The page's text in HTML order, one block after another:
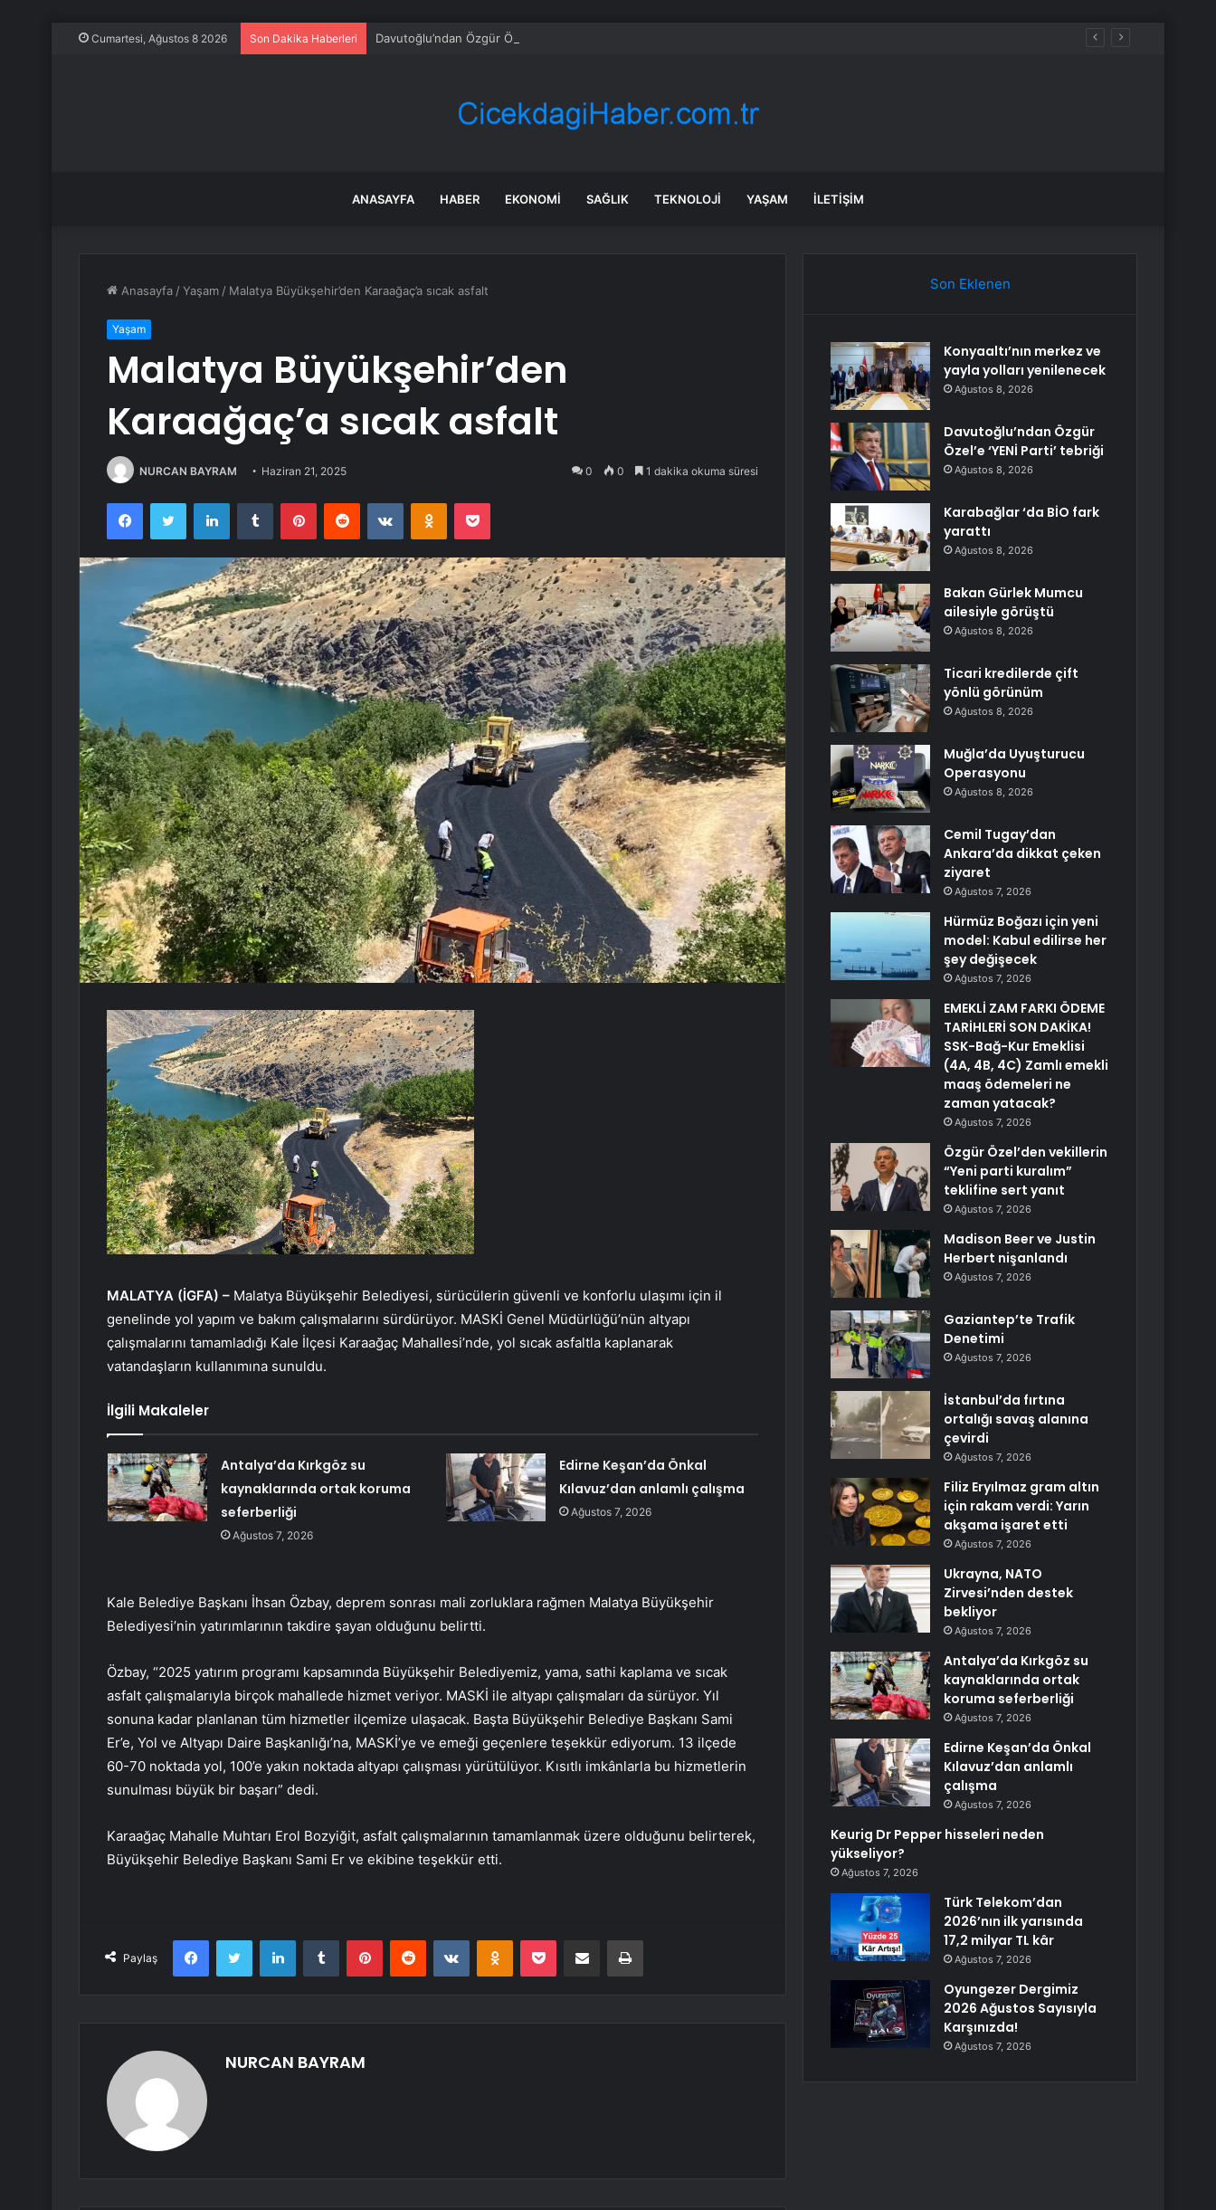
Cumartesi, Ağustos 8 2026 Son Dakika Haberleri Davutoğlu’ndan Özgür Özel’e ‘YENİ Parti’ tebriği
ANASAYFA HABER EKONOMI SAĞLIK TEKNOLOJI YAŞAM İLETIŞIM
Anasayfa /Yaşam / Malatya Büyükşehir’den Karaağaç’a sıcak asfalt
Yaşam
Malatya Büyükşehir’den
Karaağaç’a sıcak asfalt
NURCAN BAYRAM Haziran 21, 2025 0 0 1 dakika okuma süresi
FacebookTwitter LinkedInTumblr PinterestReddit VKontakteOdnoklassniki
Pocket
MALATYA (İGFA) – Malatya Büyükşehir Belediyesi, sürücülerin güvenli ve konforlu ulaşımı için il
genelinde yol yapım ve bakım çalışmalarını sürdürüyor. MASKİ Genel Müdürlüğü’nün altyapı
çalışmalarını tamamladığı Kale İlçesi Karaağaç Mahallesi’nde, yol sıcak asfaltla kaplanarak
vatandaşların kullanımına sunuldu.
İlgili Makaleler
Antalya’da Kırkgöz su
kaynaklarında ortak koruma
seferberliği
Ağustos 7, 2026
Edirne Keşan’da Önkal
Kılavuz’dan anlamlı çalışma
Ağustos 7, 2026
Kale Belediye Başkanı İhsan Özbay, deprem sonrası mali zorluklara rağmen Malatya Büyükşehir
Belediyesi’nin yatırımlarının takdire şayan olduğunu belirtti.
Özbay, “2025 yatırım programı kapsamında Büyükşehir Belediyemiz, yama, sathi kaplama ve sıcak
asfalt çalışmalarıyla birçok mahallede hizmet veriyor. MASKİ ile altyapı çalışmaları da sürüyor. Yıl
sonuna kadar planlanan tüm hizmetler ilçemize ulaşacak. Başta Büyükşehir Belediye Başkanı Sami
Er’e, Yol ve Altyapı Daire Başkanlığı’na, MASKİ’ye ve emeği geçenlere teşekkür ediyorum. 13 ilçede
60-70 noktada yol, 100’e yakın noktada altyapı çalışması yürütülüyor. Kısıtlı imkânlarla bu hizmetlerin
sunulması büyük bir başarı” dedi.
Karaağaç Mahalle Muhtarı Erol Bozyiğit, asfalt çalışmalarının tamamlanmak üzere olduğunu belirterek,
Büyükşehir Belediye Başkanı Sami Er ve ekibine teşekkür etti.
Paylaş
FacebookTwitter LinkedInTumblr PinterestReddit VKontakteOdnoklassniki
Pocket E-Posta ile paylaş Yazdır
NURCAN BAYRAM
Son Eklenen
Konyaaltı’nın merkez ve
yayla yolları yenilenecek
Ağustos 8, 2026
Davutoğlu’ndan Özgür
Özel’e ‘YENİ Parti’ tebriği
Ağustos 8, 2026
Karabağlar ‘da BİO fark
yarattı
Ağustos 8, 2026
Bakan Gürlek Mumcu
ailesiyle görüştü
Ağustos 8, 2026
Ticari kredilerde çift
yönlü görünüm
Ağustos 8, 2026
Muğla’da Uyuşturucu
Operasyonu
Ağustos 8, 2026
Cemil Tugay’dan
Ankara’da dikkat çeken
ziyaret
Ağustos 7, 2026
Hürmüz Boğazı için yeni
model: Kabul edilirse her
şey değişecek
Ağustos 7, 2026
EMEKLİ ZAM FARKI ÖDEME
TARİHLERİ SON DAKİKA!
SSK-Bağ-Kur Emeklisi
(4A, 4B, 4C) Zamlı emekli
maaş ödemeleri ne
zaman yatacak?
Ağustos 7, 2026
Özgür Özel’den vekillerin
“Yeni parti kuralım”
teklifine sert yanıt
Ağustos 7, 2026
Madison Beer ve Justin
Herbert nişanlandı
Ağustos 7, 2026
Gaziantep’te Trafik
Denetimi
Ağustos 7, 2026
İstanbul’da fırtına
ortalığı savaş alanına
çevirdi
Ağustos 7, 2026
Filiz Eryılmaz gram altın
için rakam verdi: Yarın
akşama işaret etti
Ağustos 7, 2026
Ukrayna, NATO
Zirvesi’nden destek
bekliyor
Ağustos 7, 2026
Antalya’da Kırkgöz su
kaynaklarında ortak
koruma seferberliği
Ağustos 7, 2026
Edirne Keşan’da Önkal
Kılavuz’dan anlamlı
çalışma
Ağustos 7, 2026
Keurig Dr Pepper hisseleri neden
yükseliyor?
Ağustos 7, 2026
Türk Telekom’dan
2026’nın ilk yarısında
17,2 milyar TL kâr
Ağustos 7, 2026
Oyungezer Dergimiz
2026 Ağustos Sayısıyla
Karşınızda!
Ağustos 7, 2026